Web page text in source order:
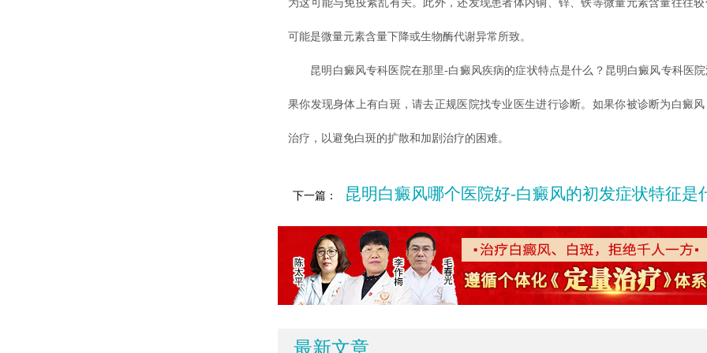
为这可能与免疫紊乱有关。此外，还发现患者体内铜、锌、铁等微量元素含量往往
可能是微量元素含量下降或生物酶代谢异常所致。
昆明白癜风专科医院在那里-白癜风疾病的症状特点是什么？昆明白癜风专科医院
果你发现身体上有白斑，请去正规医院找专业医生进行诊断。如果你被诊断为白癜
治疗，以避免白斑的扩散和加剧治疗的困难。
下一篇： 昆明白癜风哪个医院好-白癜风的初发症状特征是
最新文章